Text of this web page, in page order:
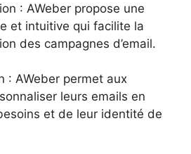
: AWeber propose une
et intuitive qui facilite la
des campagnes d’email.
: AWeber permet aux
leurs emails en
et de leur identité de